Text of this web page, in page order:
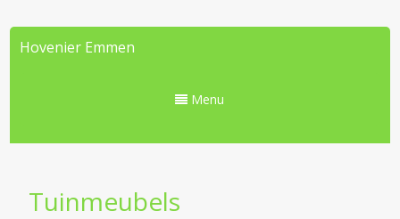
Hovenier Emmen
Menu
Tuinmeubels